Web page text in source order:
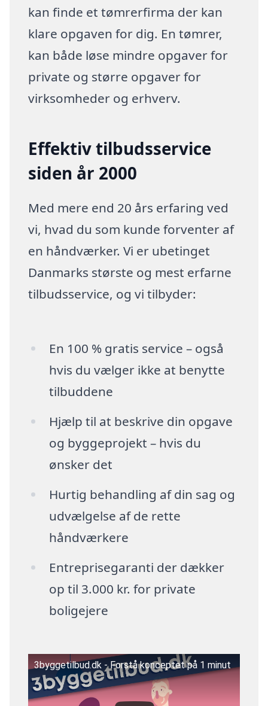
kan finde et tømrerfirma der kan
klare opgaven for dig. En tømrer,
kan både løse mindre opgaver for
private og større opgaver for
virksomheder og erhverv.
Effektiv tilbudsservice
siden år 2000
Med mere end 20 års erfaring ved
vi, hvad du som kunde forventer af
en håndværker. Vi er ubetinget
Danmarks største og mest erfarne
tilbudsservice, og vi tilbyder:
En 100 % gratis service – også
hvis du vælger ikke at benytte
tilbuddene
Hjælp til at beskrive din opgave
og byggeprojekt – hvis du
ønsker det
Hurtig behandling af din sag og
udvælgelse af de rette
håndværkere
Entreprisegaranti der dækker
op til 3.000 kr. for private
boligejere
3byggetilbud.dk - Forstå konceptet på 1 minut